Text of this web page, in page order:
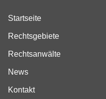
Startseite
Rechtsgebiete
Rechtsanwälte
News
Kontakt